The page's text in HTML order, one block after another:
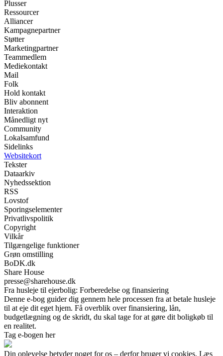
Plusser
Ressourcer
Alliancer
Kampagnepartner
Støtter
Marketingpartner
Teammedlem
Mediekontakt
Mail
Folk
Hold kontakt
Bliv abonnent
Interaktion
Månedligt nyt
Community
Lokalsamfund
Sidelinks
Websitekort
Tekster
Dataarkiv
Nyhedssektion
RSS
Lovstof
Sporingselementer
Privatlivspolitik
Copyright
Vilkår
Tilgængelige funktioner
Grøn omstilling
BoDK.dk
Share House
presse@sharehouse.dk
Fra husleje til ejerbolig: Forberedelse og finansiering
Denne e-bog guider dig gennem hele processen fra at betale husleje
til at eje dit eget hjem. Få overblik over finansiering, lån,
budgetlægning og de skridt, du skal tage for at gøre dit boligkøb til
en realitet.
Tag e-bogen her
Din oplevelse betyder noget for os – derfor bruger vi cookies. Læs